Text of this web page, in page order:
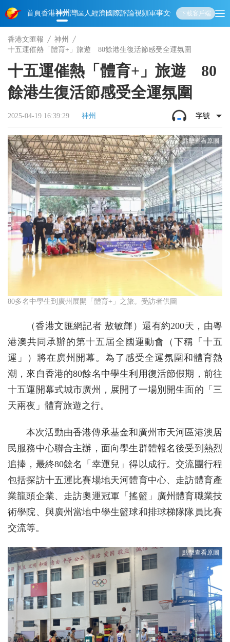
首頁香港神州灣區人經濟國際評論視頻軍事文化 娛樂生活教育體
下載客戶端
香港文匯報
神州
十五運催熱「體育+」旅遊 80餘港生復活節感受全運氛圍
十五運催熱「體育+」旅遊 80
餘港生復活節感受全運氛圍
2025-04-19 16:39:29 神州 字號
80多名中學生到廣州展開「體育+」之旅。受訪者供圖
（香港文匯網記者 敖敏輝）還有約200天，由粵
港澳共同承辦的第十五屆全國運動會（下稱「十五
運」）將在廣州開幕。為了感受全運氛圍和體育熱
潮，來自香港的80餘名中學生利用復活節假期，前往
十五運開幕式城市廣州，展開了一場別開生面的「三
天兩夜」體育旅遊之行。
本次活動由香港傳承基金和廣州市天河區港澳居
民服務中心聯合主辦，面向學生群體報名後受到熱烈
追捧，最終80餘名「幸運兒」得以成行。交流團行程
包括探訪十五運比賽場地天河體育中心、走訪體育產
業龍頭企業、走訪奧運冠軍「搖籃」廣州體育職業技
術學院、與廣州當地中學生籃球和排球梯隊隊員比賽
交流等。